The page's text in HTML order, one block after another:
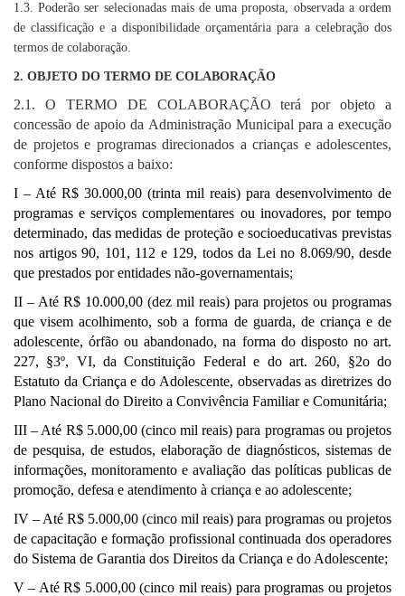
1.3. Poderão ser selecionadas mais de uma proposta, observada a ordem
de classificação e a disponibilidade orçamentária para a celebração dos
termos de colaboração.
2. OBJETO DO TERMO DE COLABORAÇÃO
2.1. O TERMO DE COLABORAÇÃO terá por objeto a
concessão de apoio da Administração Municipal para a execução
de projetos e programas direcionados a crianças e adolescentes,
conforme dispostos a baixo:
I – Até R$ 30.000,00 (trinta mil reais) para desenvolvimento de
programas e serviços complementares ou inovadores, por tempo
determinado, das medidas de proteção e socioeducativas previstas
nos artigos 90, 101, 112 e 129, todos da Lei no 8.069/90, desde
que prestados por entidades não-governamentais;
II – Até R$ 10.000,00 (dez mil reais) para projetos ou programas
que visem acolhimento, sob a forma de guarda, de criança e de
adolescente, órfão ou abandonado, na forma do disposto no art.
227, §3º, VI, da Constituição Federal e do art. 260, §2o do
Estatuto da Criança e do Adolescente, observadas as diretrizes do
Plano Nacional do Direito a Convivência Familiar e Comunitária;
III – Até R$ 5.000,00 (cinco mil reais) para programas ou projetos
de pesquisa, de estudos, elaboração de diagnósticos, sistemas de
informações, monitoramento e avaliação das políticas publicas de
promoção, defesa e atendimento à criança e ao adolescente;
IV – Até R$ 5.000,00 (cinco mil reais) para programas ou projetos
de capacitação e formação profissional continuada dos operadores
do Sistema de Garantia dos Direitos da Criança e do Adolescente;
V – Até R$ 5.000,00 (cinco mil reais) para programas ou projetos